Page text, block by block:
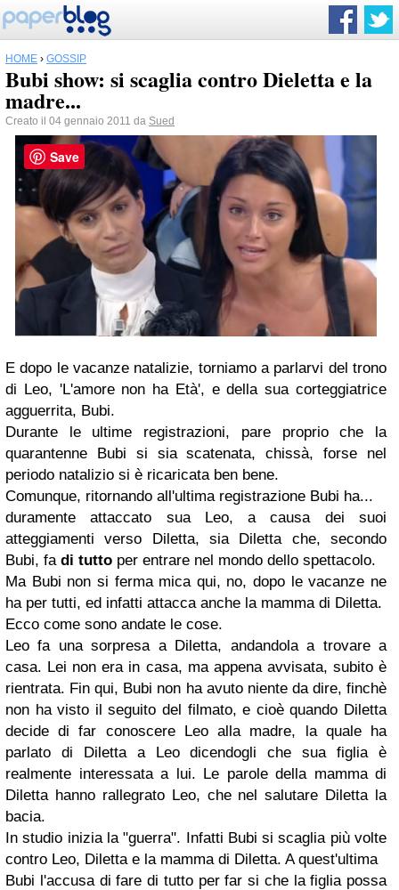
HOME › GOSSIP
Bubi show: si scaglia contro Dieletta e la
madre...
Creato il 04 gennaio 2011 da Sued
E dopo le vacanze natalizie, torniamo a parlarvi del trono
di Leo, 'L'amore non ha Età', e della sua corteggiatrice
agguerrita, Bubi.
Durante le ultime registrazioni, pare proprio che la
quarantenne Bubi si sia scatenata, chissà, forse nel
periodo natalizio si è ricaricata ben bene.
Comunque, ritornando all'ultima registrazione Bubi ha...
duramente attaccato sua Leo, a causa dei suoi
atteggiamenti verso Diletta, sia Diletta che, secondo
Bubi, fa di tutto per entrare nel mondo dello spettacolo.
Ma Bubi non si ferma mica qui, no, dopo le vacanze ne
ha per tutti, ed infatti attacca anche la mamma di Diletta.
Ecco come sono andate le cose.
Leo fa una sorpresa a Diletta, andandola a trovare a
casa. Lei non era in casa, ma appena avvisata, subito è
rientrata. Fin qui, Bubi non ha avuto niente da dire, finchè
non ha visto il seguito del filmato, e cioè quando Diletta
decide di far conoscere Leo alla madre, la quale ha
parlato di Diletta a Leo dicendogli che sua figlia è
realmente interessata a lui. Le parole della mamma di
Diletta hanno rallegrato Leo, che nel salutare Diletta la
bacia.
In studio inizia la "guerra". Infatti Bubi si scaglia più volte
contro Leo, Diletta e la mamma di Diletta. A quest'ultima
Bubi l'accusa di fare di tutto per far si che la figlia possa
Save